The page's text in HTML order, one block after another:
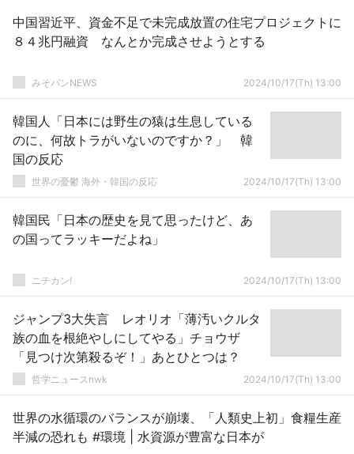
中国習近平、資金不足で未完成放置の住宅プロジェクトに
８４兆円融資 なんとか完成させようとする
みそパンNEWS 2024/10/17(Th) 13:00
韓国人「日本には野生の猿は生息している
のに、何故トラがいないのですか？」 韓
国の反応
世界の憂鬱 海外・韓国の反応 2024/10/17(Th) 13:00
韓国民「日本の歴史を見て思ったけど、あ
の国ってラッキーだよね」
ニチカン! 2024/10/17(Th) 13:00
ジャンプ3大失言 レオリオ「薄汚いクルタ
族の血を根絶やしにしてやる」チョウザ
「見つけ次第殺るぞ！」あとひとつは？
哲学ニュースnwk 2024/10/17(Th) 13:00
世界の水循環のバランスが崩壊、「人類史上初」食糧生産
半減の恐れも #環境 | 水資源が豊富な日本が